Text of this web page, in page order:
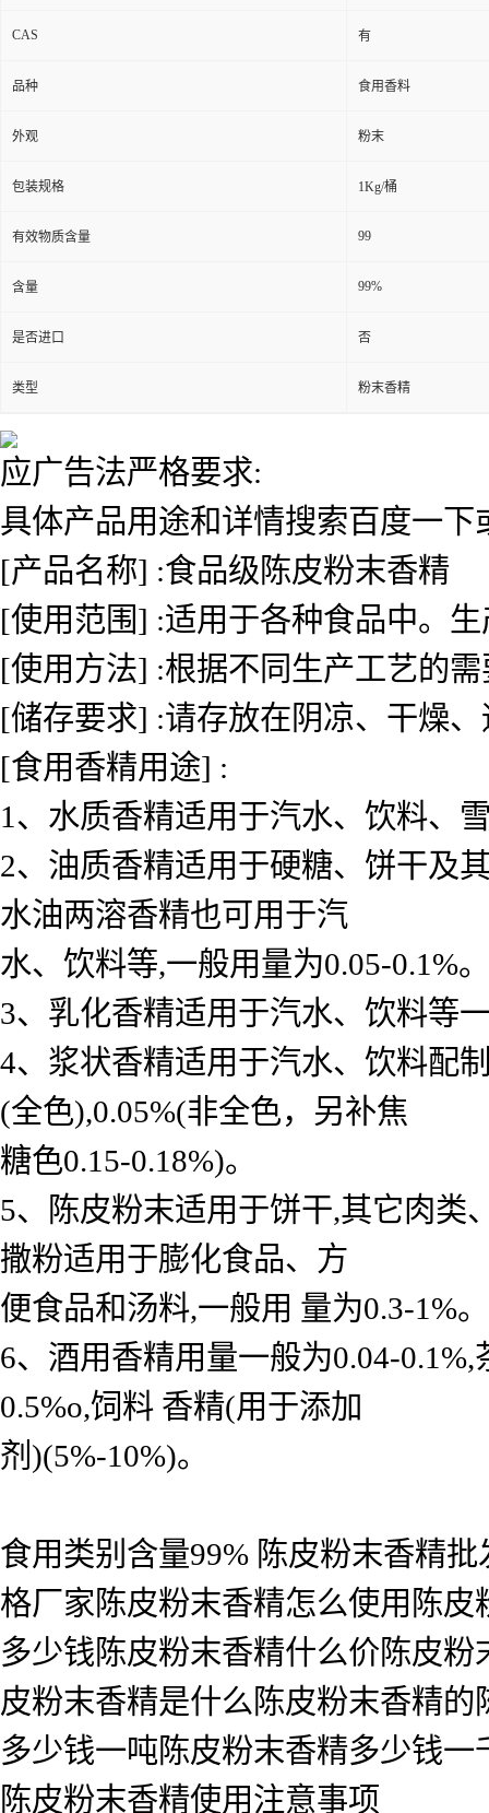
CAS 有
品种 食用香料
外观 粉末
包装规格 1Kg/桶
有效物质含量 99
含量 99%
是否进口 否
类型 粉末香精
应广告法严格要求:
具体产品用途和详情搜索百度一
[产品名称] :食品级陈皮粉末香精
[使用范围] :适用于各种食品中。
[使用方法] :根据不同生产工艺的
[储存要求] :请存放在阴凉、干燥
[食用香精用途] :
1、水质香精适用于汽水、饮料、
2、油质香精适用于硬糖、饼干及
水油两溶香精也可用于汽
水、饮料等,一般用量为0.05-0.1%。
3、乳化香精适用于汽水、饮料等
4、浆状香精适用于汽水、饮料配
(全色),0.05%(非全色，另补焦
糖色0.15-0.18%)。
5、陈皮粉末适用于饼干,其它肉类
撒粉适用于膨化食品、方
便食品和汤料,一般用 量为0.3-1%。
6、酒用香精用量一般为0.04-
0.5%o,饲料 香精(用于添加
剂)(5%-10%)。
食用类别含量99% 陈皮粉末香精
格厂家陈皮粉末香精怎么使用陈
多少钱陈皮粉末香精什么价陈皮
皮粉末香精是什么陈皮粉末香精
多少钱一吨陈皮粉末香精多少钱
陈皮粉末香精使用注意事项